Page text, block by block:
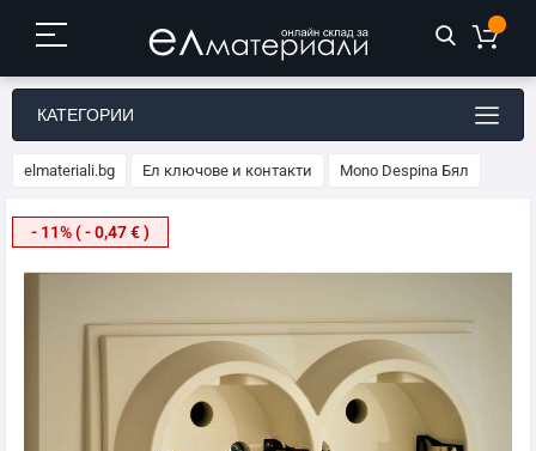
КАТЕГОРИИ
elmateriali.bg Ел ключове и контакти Mono Despina Бял
Преминете
към
- 11% ( - 0,47 € )